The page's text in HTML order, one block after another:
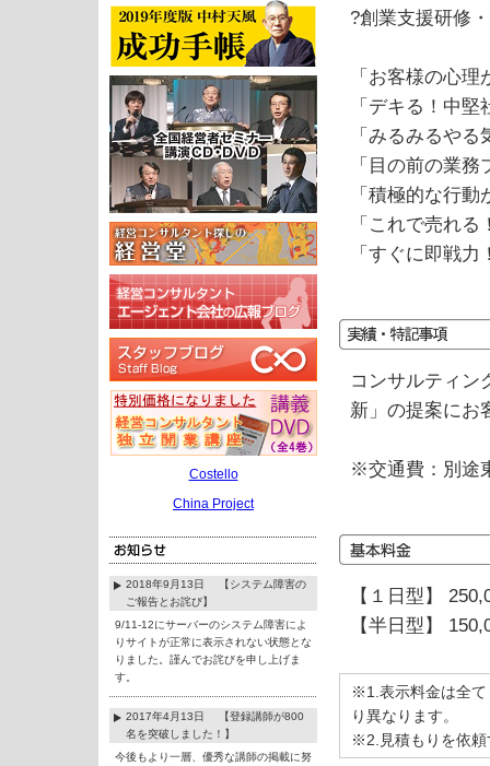
Costello
China Project
2018年9月13日 【システム障害の
ご報告とお詫び】
9/11-12にサーバーのシステム障害によ
りサイトが正常に表示されない状態とな
りました。謹んでお詫びを申し上げま
す。
2017年4月13日 【登録講師が800
名を突破しました！】
今後もより一層、優秀な講師の掲載に努
?創業支援研修
「お客様の心
「デキる！中
「みるみるや
「目の前の業
「積極的な行
「これで売れ
「すぐに即戦
コンサルティン
新」の提案にお
※交通費：別途
【１日型】
【半日型】
※1.表示料金は全て
り異なります。
※2.見積もりを依頼